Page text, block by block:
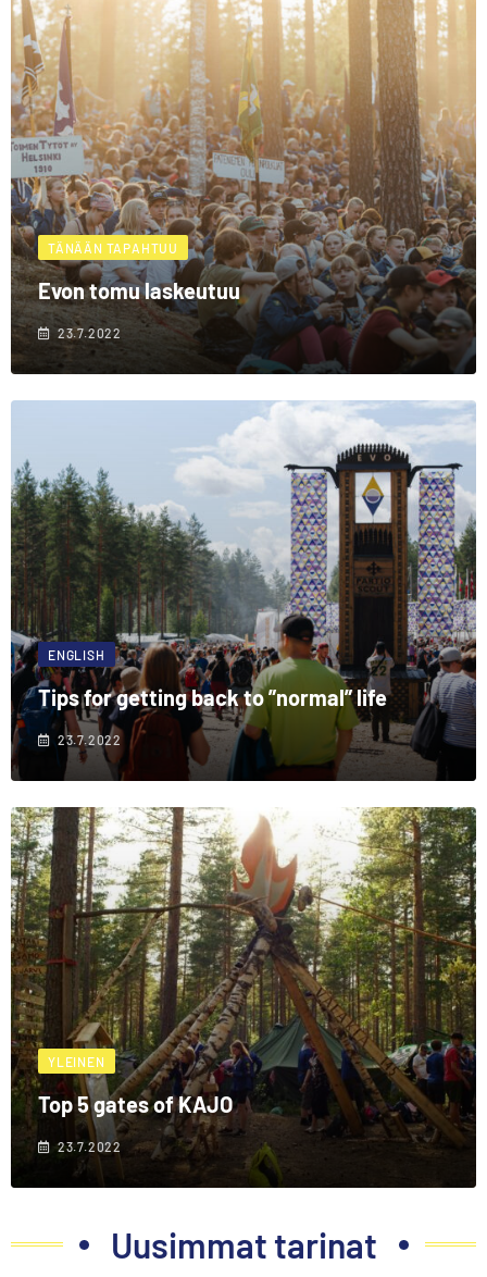
TÄNÄÄN TAPAHTUU
Evon tomu laskeutuu
23.7.2022
ENGLISH
Tips for getting back to ”normal” life
23.7.2022
YLEINEN
Top 5 gates of KAJO
23.7.2022
Uusimmat tarinat